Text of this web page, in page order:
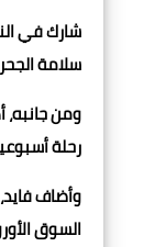
شارك في
سلامة
ومن جانبه،
رحلة
وأضاف
السوق